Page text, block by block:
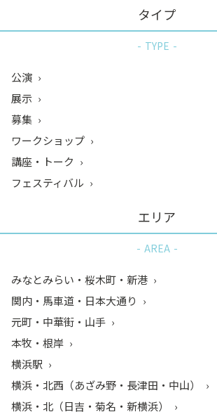
タイプ
TYPE
公演
展示
募集
ワークショップ
講座・トーク
フェスティバル
エリア
AREA
みなとみらい・桜木町・新港
関内・馬車道・日本大通り
元町・中華街・山手
本牧・根岸
横浜駅
横浜・北西（あざみ野・長津田・中山）
横浜・北（日吉・菊名・新横浜）